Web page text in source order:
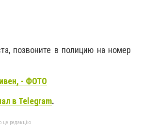
позвоните в полицию на номер
- ФОТО
в Telegram.
це редакцію